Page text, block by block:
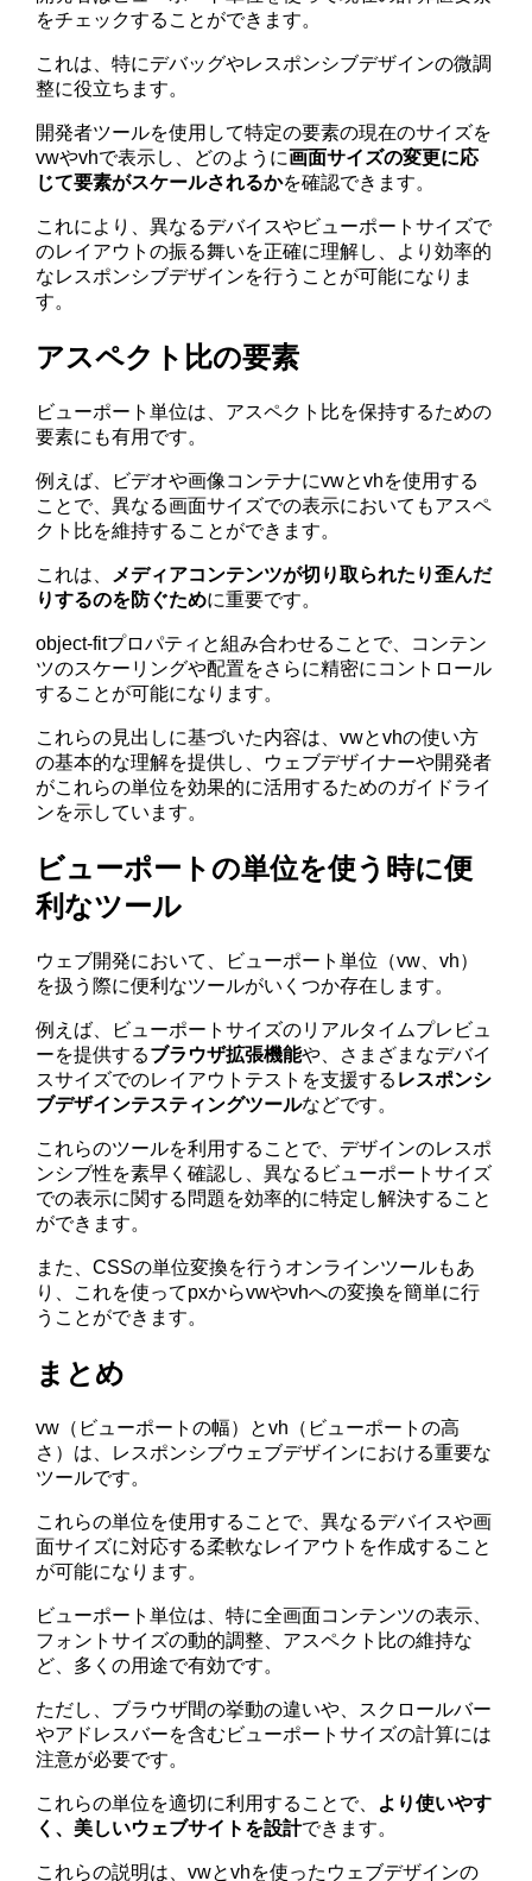
をチェックすることができます。
これは、特にデバッグやレスポンシブデザインの微調
整に役立ちます。
開発者ツールを使用して特定の要素の現在のサイズを
vwやvhで表示し、どのように画面サイズの変更に応
じて要素がスケールされるかを確認できます。
これにより、異なるデバイスやビューポートサイズで
のレイアウトの振る舞いを正確に理解し、より効率的
なレスポンシブデザインを行うことが可能になりま
す。
アスペクト比の要素
ビューポート単位は、アスペクト比を保持するための
要素にも有用です。
例えば、ビデオや画像コンテナにvwとvhを使用する
ことで、異なる画面サイズでの表示においてもアスペ
クト比を維持することができます。
これは、
メディアコンテンツが切り取られたり歪んだ
りするのを防ぐために重要です。
object-fitプロパティと組み合わせることで、コンテン
ツのスケーリングや配置をさらに精密にコントロール
することが可能になります。
これらの見出しに基づいた内容は、vwとvhの使い方
の基本的な理解を提供し、ウェブデザイナーや開発者
がこれらの単位を効果的に活用するためのガイドライ
ンを示しています。
ビューポートの単位を使う時に便
利なツール
ウェブ開発において、ビューポート単位（vw、vh）
を扱う際に便利なツールがいくつか存在します。
例えば、ビューポートサイズのリアルタイムプレビュ
ーを提供するブラウザ拡張機能や、さまざまなデバイ
スサイズでのレイアウトテストを支援する レスポンシ
ブデザインテスティングツールなどです。
これらのツールを利用することで、デザインのレスポ
ンシブ性を素早く確認し、異なるビューポートサイズ
での表示に関する問題を効率的に特定し解決すること
ができます。
また、CSSの単位変換を行うオンラインツールもあ
り、これを使ってpxからvwやvhへの変換を簡単に行
うことができます。
まとめ
vw（ビューポートの幅）とvh（ビューポートの高
さ）は、レスポンシブウェブデザインにおける重要な
ツールです。
これらの単位を使用することで、異なるデバイスや画
面サイズに対応する柔軟なレイアウトを作成すること
が可能になります。
ビューポート単位は、特に全画面コンテンツの表示、
フォントサイズの動的調整、アスペクト比の維持な
ど、多くの用途で有効です。
ただし、ブラウザ間の挙動の違いや、スクロールバー
やアドレスバーを含むビューポートサイズの計算には
注意が必要です。
これらの単位を適切に利用することで、 より使いやす
く、美しいウェブサイトを設計できます。
これらの説明は、vwとvhを使ったウェブデザインの